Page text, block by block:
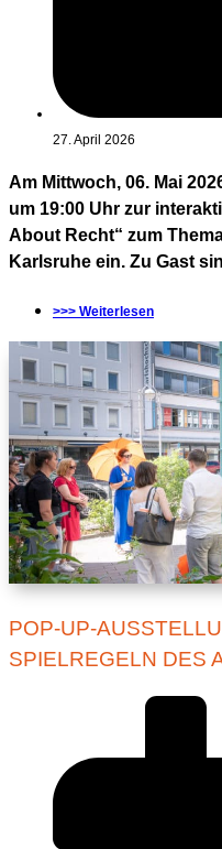
27. April 2026
Am Mittwoch, 06. Mai
um 19:00 Uhr zur
About Recht“ zum
Karlsruhe ein. Zu Gast
>>> Weiterlesen
POP-UP-
SPIELREGELN DES